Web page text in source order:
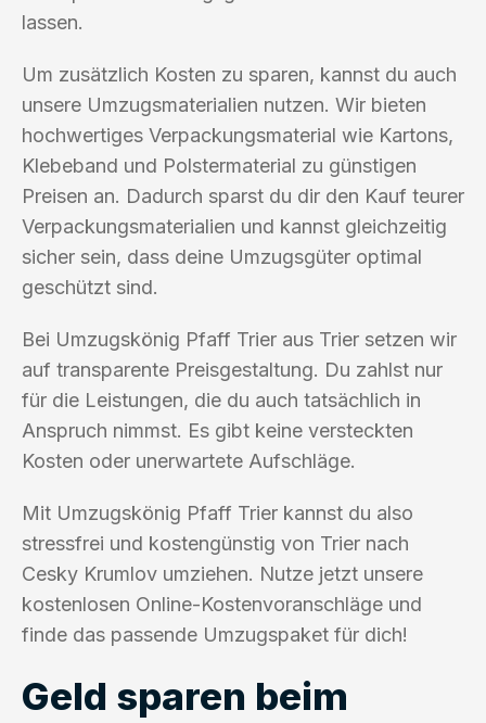
lassen.
Um zusätzlich Kosten zu sparen, kannst du auch
unsere Umzugsmaterialien nutzen. Wir bieten
hochwertiges Verpackungsmaterial wie Kartons,
Klebeband und Polstermaterial zu günstigen
Preisen an. Dadurch sparst du dir den Kauf teurer
Verpackungsmaterialien und kannst gleichzeitig
sicher sein, dass deine Umzugsgüter optimal
geschützt sind.
Bei Umzugskönig Pfaff Trier aus Trier setzen wir
auf transparente Preisgestaltung. Du zahlst nur
für die Leistungen, die du auch tatsächlich in
Anspruch nimmst. Es gibt keine versteckten
Kosten oder unerwartete Aufschläge.
Mit Umzugskönig Pfaff Trier kannst du also
stressfrei und kostengünstig von Trier nach
Cesky Krumlov umziehen. Nutze jetzt unsere
kostenlosen Online-Kostenvoranschläge und
finde das passende Umzugspaket für dich!
Geld sparen beim